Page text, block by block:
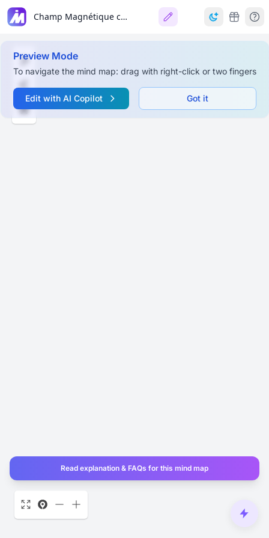
Champ Magnétique créé par un Courant Électrique
Preview Mode
To navigate the mind map: drag with right-click or two fingers
Edit with AI Copilot Got it
Read explanation & FAQs for this mind map